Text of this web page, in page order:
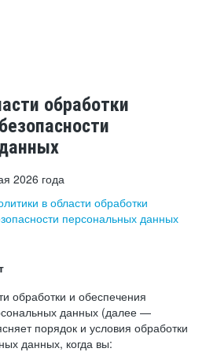
обработки
2026 года
в области обработки
персональных данных
обработки и обеспечения
данных (далее —
порядок и условия обработки
данных, когда вы: